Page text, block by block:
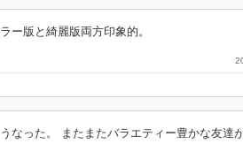
ー版と綺麗版両方印象的。
なった。 またまたバラエティー豊かな友達